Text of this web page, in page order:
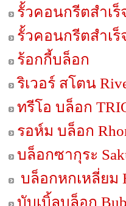
รั้วคอนกรีตสำเร็
รั้วคอนกรีตสำเร็
ร้อกกี้บล็อก
ริเวอร์ สโตน
ทรีโอ บล็อก
รอห์ม บล็อก
บล็อกซากุระ
บล็อกหกเหลี่ยม
บับเบิ้ลบล็อก